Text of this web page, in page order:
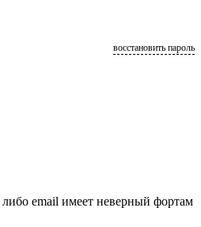
восстановить пароль
email имеет неверный фортам